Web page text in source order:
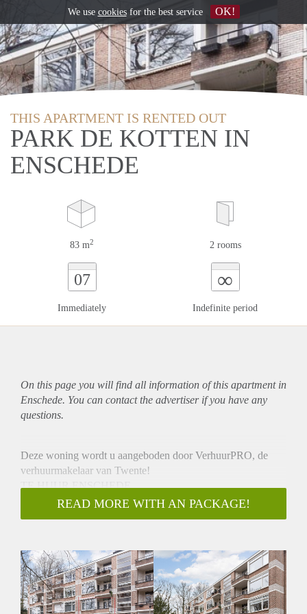
THIS APARTMENT IS RENTED OUT
PARK DE KOTTEN IN
ENSCHEDE
83 m2 2 rooms
07
Immediately
∞
Indefinite period
On this page you will find all information of this apartmentin
Enschede. You can contact the advertiser if you have any
questions.
Deze woning wordt u aangeboden door VerhuurPRO, de
verhuurmakelaar van Twente!
TE HUUR ENSCHEDE
Zeer fraai en uitstekend onderhouden appartement gelegen in
het bekende Park de Kotten.Deze kenmerkt zich door de
(Roombeek), UT, sportaccommodaties en het centrum van
Enschede liggen allemaal op fietsafstand (ca. 5 minuten).
INDELING:
Hal met toilet, provisie/meterkast, badkamer met ligbad,
READ MORE WITH AN PACKAGE!
We use cookiesfor the best service OK!